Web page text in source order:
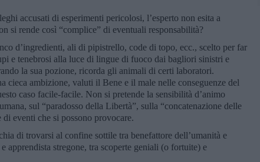
accusati di esperimenti pericolosi, l’esperto non esita a
si rende così “complice” di eventuali responsabilità?
d’ingredienti, ali di pipistrello, code di topo, ecc., scelto per far
e tenebrosi alla luce di lingue di fuoco dai bagliori sinistri e
la sua pozione, ricorda gli animali di certi laboratori.
cieca ambizione, valuti il Bene e il male nelle conseguenze del
caso facile-facile. Non si pretende la sensibilità d’animo
sul “paradosso della Libertà”, sulla “concatenazione delle
di eventi che si possono provocare.
di trovarsi al confine sottile tra benefattore dell’umanità e
apprendista stregone, tra scoperte geniali (o fortuite) e